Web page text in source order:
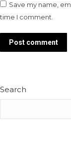
Save my name,
time I comment.
Post comment
Search